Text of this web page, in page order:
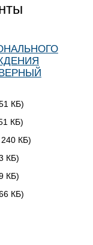
КБ)
КБ)
КБ)
КБ)
КБ)
КБ)